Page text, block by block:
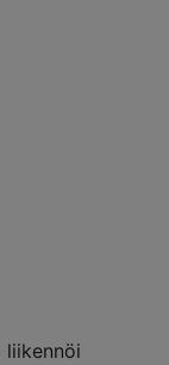
liikennöi